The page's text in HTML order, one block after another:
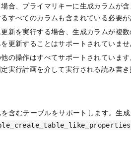
合、プライマリキーに生成カラムが
すべてのカラムも含まれている必要が
新を実行する場合、生成カラムが複
更新することはサポートされていませ
の操作はすべてサポートされていま
実行計画を介して実行される読み書
含むテーブルをサポートします。生